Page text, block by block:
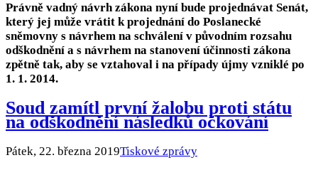
Právně vadný návrh zákona nyní bude projednávat Senát,
který jej může vrátit k projednání do Poslanecké
sněmovny s návrhem na schválení v původním rozsahu
odškodnění a s návrhem na stanovení účinnosti zákona
zpětně tak, aby se vztahoval i na případy újmy vzniklé po
1. 1. 2014.
Soud zamítl první žalobu proti státu
na odškodnění následků očkování
Pátek, 22. března 2019Tiskové zprávy